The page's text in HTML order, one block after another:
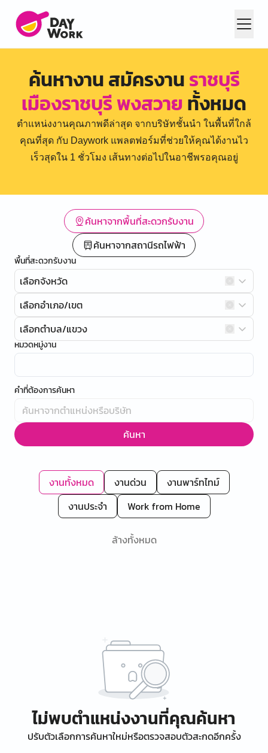
ค้นหางาน สมัครงานราชบุรี
เมืองราชบุรี พงสวายทั้งหมด
ตำแหน่งงานคุณภาพดีล่าสุด จากบริษัทชั้นนำ ในพื้นที่ใกล้
คุณที่สุด กับ Daywork แพลตฟอร์มที่ช่วยให้คุณได้งานไว
เร็วสุดใน 1 ชั่วโมง เส้นทางต่อไปในอาชีพรอคุณอยู่
ค้นหาจากพื้นที่สะดวกรับงาน
ค้นหาจากสถานีรถไฟฟ้า
พื้นที่สะดวกรับงาน
เลือกจังหวัด
เลือกอำเภอ/เขต
เลือกตำบล/แขวง
หมวดหมู่งาน
คำที่ต้องการค้นหา
ค้นหา
งานทั้งหมด งานด่วน
งานพาร์ทไทม์
งานประจำ
Work from Home
ล้างทั้งหมด
ไม่พบตำแหน่งงานที่คุณค้นหา
ปรับตัวเลือกการค้นหาใหม่หรือตรวจสอบตัวสะกดอีกครั้ง